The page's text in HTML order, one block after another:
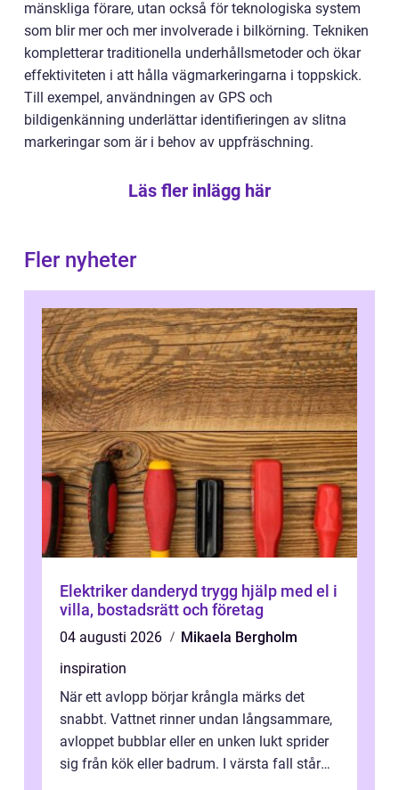
mänskliga förare, utan också för teknologiska system
som blir mer och mer involverade i bilkörning. Tekniken
kompletterar traditionella underhållsmetoder och ökar
effektiviteten i att hålla vägmarkeringarna i toppskick.
Till exempel, användningen av GPS och
bildigenkänning underlättar identifieringen av slitna
markeringar som är i behov av uppfräschning.
Läs fler inlägg här
Fler nyheter
Elektriker danderyd trygg hjälp med el i
villa, bostadsrätt och företag
04 augusti 2026
Mikaela Bergholm
inspiration
När ett avlopp börjar krångla märks det
snabbt. Vattnet rinner undan långsammare,
avloppet bubblar eller en unken lukt sprider
sig från kök eller badrum. I värsta fall står